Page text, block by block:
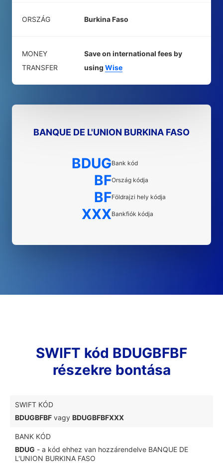
ORSZÁG Burkina Faso
MONEY
TRANSFER
Save on international fees by
using Wise
BANQUE DE L'UNION BURKINA FASO
BDUGBank kód
BFOrszág kódja
BFFöldrajzi hely kódja
XXXBankfiók kódja
SWIFT kód BDUGBFBF
részekre bontása
SWIFT KÓD
BDUGBFBF vagy BDUGBFBFXXX
BANK KÓD
BDUG - a kód ehhez van hozzárendelve BANQUE DE
L'UNION BURKINA FASO